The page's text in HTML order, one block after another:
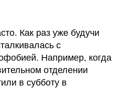
Как раз уже будучи
с
Например, когда
отделении
в субботу в